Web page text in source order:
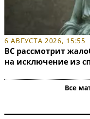
6 АВГУСТА 2026, 15:55
ВС рассмотрит
на исключение из
Все